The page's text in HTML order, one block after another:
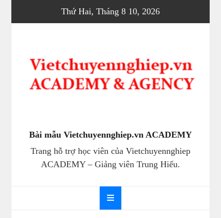
Thứ Hai, Tháng 8 10, 2026
Bài mẫu Vietchuyennghiep.vn ACADEMY
Trang hỗ trợ học viên của Vietchuyennghiep
ACADEMY – Giảng viên Trung Hiếu.